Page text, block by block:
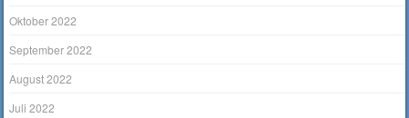
Oktober 2022
September 2022
August 2022
Juli 2022